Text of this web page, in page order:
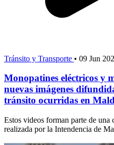
Tránsito y Transporte • 09 Jun
Monopatines eléctricos y
nuevas imágenes
tránsito ocurridas en
Estos videos forman parte de una
realizada por la Intendencia de